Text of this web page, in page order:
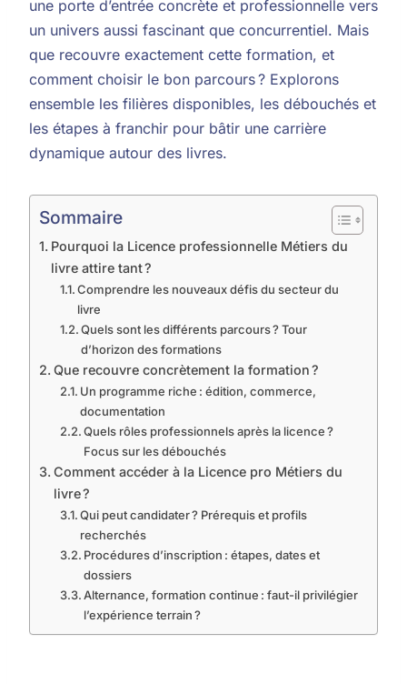
une porte d’entrée concrète et professionnelle vers
un univers aussi fascinant que concurrentiel. Mais
que recouvre exactement cette formation, et
comment choisir le bon parcours ? Explorons
ensemble les filières disponibles, les débouchés et
les étapes à franchir pour bâtir une carrière
dynamique autour des livres.
Sommaire
Pourquoi la Licence professionnelle Métiers du
livre attire tant ?
Comprendre les nouveaux défis du secteur du
livre
Quels sont les différents parcours ? Tour
d’horizon des formations
Que recouvre concrètement la formation ?
Un programme riche : édition, commerce,
documentation
Quels rôles professionnels après la licence ?
Focus sur les débouchés
Comment accéder à la Licence pro Métiers du
livre ?
Qui peut candidater ? Prérequis et profils
recherchés
Procédures d’inscription : étapes, dates et
dossiers
Alternance, formation continue : faut-il privilégier
l’expérience terrain ?